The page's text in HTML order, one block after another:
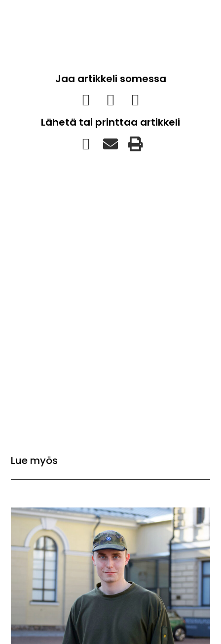
Jaa artikkeli somessa
Lähetä tai printtaa artikkeli
Lue myös